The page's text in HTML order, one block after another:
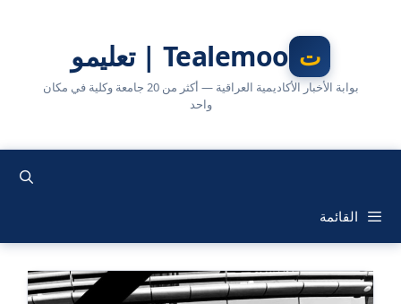
Tealemoo | تعليمو
بوابة الأخبار الأكاديمية العراقية — أكثر من 20 جامعة وكلية في مكان
واحد
القائمة